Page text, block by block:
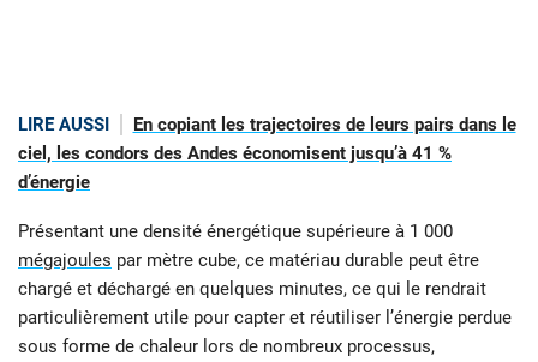
LIRE AUSSI
En copiant les trajectoires de leurs pairs dans le
ciel, les condors des Andes économisent jusqu’à 41 %
d’énergie
Présentant une densité énergétique supérieure à 1 000
mégajoules par mètre cube, ce matériau durable peut être
chargé et déchargé en quelques minutes, ce qui le rendrait
particulièrement utile pour capter et réutiliser l’énergie perdue
sous forme de chaleur lors de nombreux processus,